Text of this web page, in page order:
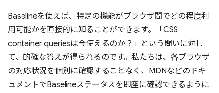
Baselineを使えば、特定の機能がブラウザ間でどの程度利
用可能かを直接的に知ることができます。「CSS
container queriesは今使えるのか？」という問いに対し
て、的確な答えが得られるのです。私たちは、各ブラウザ
の対応状況を個別に確認することなく、MDNなどのドキ
ュメントでBaselineステータスを即座に確認できるように